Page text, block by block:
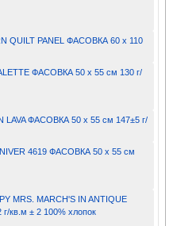
QUILT PANEL ФАСОВКА 60 x 110
ФАСОВКА 50 x 55 см 130 г/
LAVA ФАСОВКА 50 x 55 см 147±5 г/
4619 ФАСОВКА 50 x 55 см
MRS. MARCH'S IN ANTIQUE
кв.м ± 2 100% хлопок